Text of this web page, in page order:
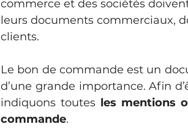
commerce et des sociétés
leurs documents commerciaux,
clients.
Le bon de commande est un
d’une grande importance. Afin
indiquons toutes les mentions
commande.